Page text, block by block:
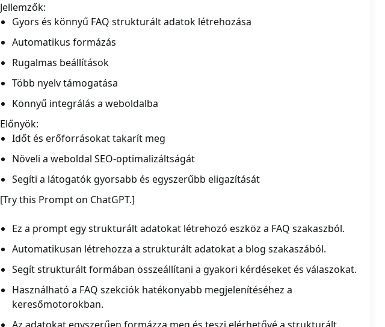
Jellemzők:
Gyors és könnyű FAQ strukturált adatok létrehozása
Automatikus formázás
Rugalmas beállítások
Több nyelv támogatása
Könnyű integrálás a weboldalba
Előnyök:
Időt és erőforrásokat takarít meg
Növeli a weboldal SEO-optimalizáltságát
Segíti a látogatók gyorsabb és egyszerűbb eligazítását
[Try this Prompt on ChatGPT.]
Ez a prompt egy strukturált adatokat létrehozó eszköz a FAQ szakaszból.
Automatikusan létrehozza a strukturált adatokat a blog szakaszából.
Segít strukturált formában összeállítani a gyakori kérdéseket és válaszokat.
Használható a FAQ szekciók hatékonyabb megjelenítéséhez a
keresőmotorokban.